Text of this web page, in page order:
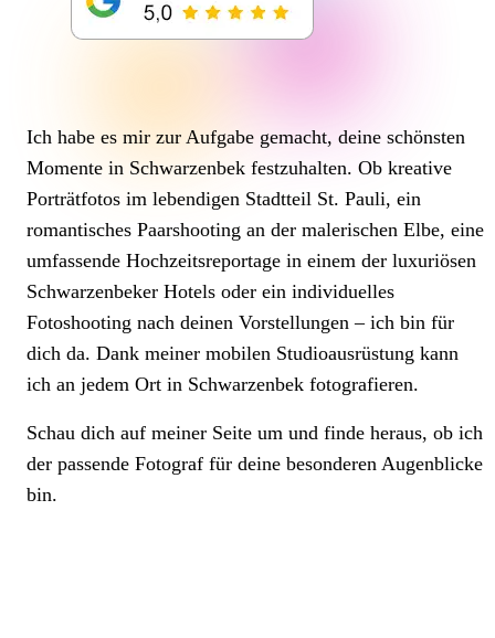
Ich habe es mir zur Aufgabe gemacht, deine schönsten
Momente in Schwarzenbek festzuhalten. Ob kreative
Porträtfotos im lebendigen Stadtteil St. Pauli, ein
romantisches Paarshooting an der malerischen Elbe, eine
umfassende Hochzeitsreportage in einem der luxuriösen
Schwarzenbeker Hotels oder ein individuelles
Fotoshooting nach deinen Vorstellungen – ich bin für
dich da. Dank meiner mobilen Studioausrüstung kann
ich an jedem Ort in Schwarzenbek fotografieren.
Schau dich auf meiner Seite um und finde heraus, ob ich
der passende Fotograf für deine besonderen Augenblicke
bin.